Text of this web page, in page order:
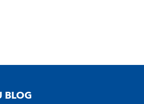
BLOG